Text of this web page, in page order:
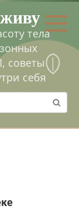
тела
советы
себя